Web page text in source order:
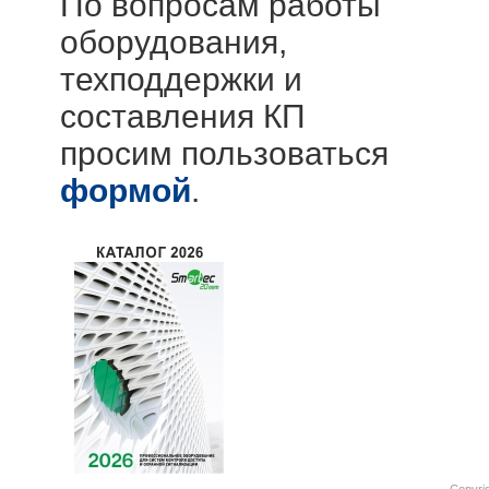
оборудования,
техподдержки и
составления КП
просим пользоваться
формой.